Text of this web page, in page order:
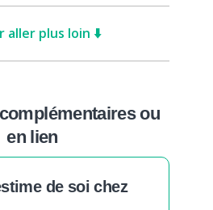
aller plus loin ⬇️
ou
en lien
de soi chez